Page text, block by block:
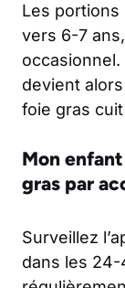
Les
vers 6-7
devient
foie gras
Mon
gras par
Surveillez
dans les 24-